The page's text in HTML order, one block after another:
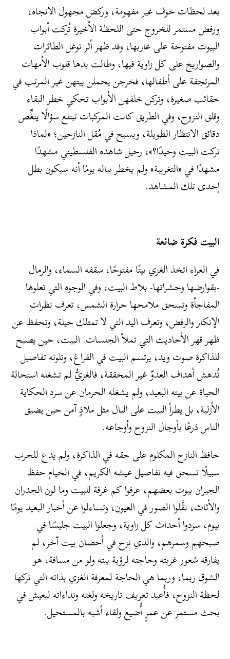
بعد لحظات خوف غير مفهومة، وركض مجهول الاتجاه،
ورفض مستمر للخروج حتى اللحظة الأخيرة تُركت أبواب
البيوت مفتوحة على غاربها، وقد ظهر أثر توغل الطائرات
والصواريخ على كل زاوية فيها، وطالت يدها قلوب الأمهات
المرتجفة على أطفالها، فخرجن يحملن بيتهن غير المرتب في
حقائب صغيرة، وتركن خلفهن الأبواب تحكي خطر البقاء
وقلق النزوح، وفي الطريق كانت المركبات تبتلع سؤالًا ينغِّص
دقائق الانتظار الطويلة، ويسبح في مُقل النازحين؛ «لماذا
تركت البيت وحيدًا؟»، رحيل شاهده الفلسطيني مشهدًا
مشهدًا في «التغريبة» ولم يخطر بباله يومًا أنه سيكون بطل
إحدى تلك المشاهد.
البيت فكرة ضائعة
في العراء اتخذ الغزي بيتًا مفتوحًا، سقفه السماء، والرمال
-بقوارضها وحشراتها- بلاط البيت، وفي الوجوه التي تعلوها
المفاجأة وتسحق ملامحها حرارة الشمس، تعرف نظرات
الإنكار والرفض، وتعرف اليد التي لا تمتلك حيلة، وتحفظ عن
ظهر قهر الأحاديث التي تملأ الجلسات. البيت، حين يصبح
للذاكرة صوت ويد، يرتسم البيت في الفراغ، وتلونه تفاصيل
تُدهش أهداف العدوّ غير المحققة، فالغزيُّ لم تشغله استحالة
الحياة عن بيته البعيد، ولم يشغله الحرمان عن سرد الحكاية
الأزلية، بل يطرأ البيت على البال مثل ملاذٍ آمن حين يضيق
الناس ذرعًا بأوجال النزوح وأوجاعه.
حافظ النازح المكلوم على حقه في الذاكرة، ولم يدع للحرب
سبيلًا تسحق فيه تفاصيل عيشه الكريم، في الخيام حفظ
الجيران بيوت بعضهم، عرفوا كم غرفة للبيت وما لون الجدران
والأثاث، نقَّلوا الصور في العيون، وتساءلوا عن أخبار البعيد يومًا
بيوم، سردوا أحداث كل زاوية، وجعلوا البيت جليسًا في
صبحهم وسمرهم، والذي نزح في أحضان بيت آخر، لم
يفارقه شعور غربته وحاجته لرؤية بيته ولو من مسافة، هو
الشوق ربما، وربما هي الحاجة لمعرفة الغزي بذاته التي تركها
لحظة النزوح، فأُعيد تعريف تاريخه ولغته ونداءاته ليعيش في
بحث مستمر عن عمرٍ أُضيع ولقاء أشبه بالمستحيل.